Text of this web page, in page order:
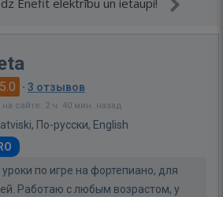
Enefit elektrību un ietaupi!
5.0 · 3 отзывов
сайте: 2 ч. 40 мин. назад
По-русски, English
по игре на фортепиано, для
Работаю с любым возрастом, у